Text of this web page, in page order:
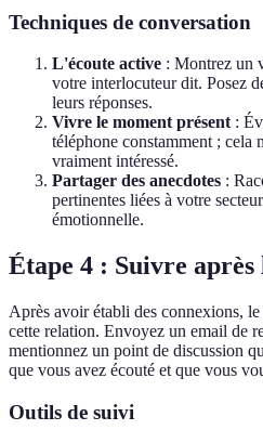
Techniques de conversation
L'écoute active : Montrez un
votre interlocuteur dit. Posez
leurs réponses.
Vivre le moment présent:
téléphone constamment ; cela
vraiment intéressé.
Partager des anecdotes :
pertinentes liées à votre
émotionnelle.
Étape 4 : Suivre après
Après avoir établi des connexions,
cette relation. Envoyez un email de
mentionnez un point de discussion
que vous avez écouté et que vous
Outils de suivi